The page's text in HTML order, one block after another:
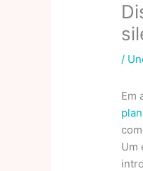
/
Em
Um